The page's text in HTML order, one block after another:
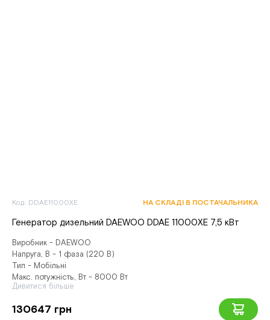
Код: DDAE11000XE НА СКЛАДІ В ПОСТАЧАЛЬНИКА
Генератор дизельний DAEWOO DDAE 11000XE 7,5 кВт
Виробник - DAEWOO
Напруга, В - 1 фаза (220 В)
Тип - Мобільні
Макс. потужність, Вт - 8000 Вт
Дивитися більше
130647 грн